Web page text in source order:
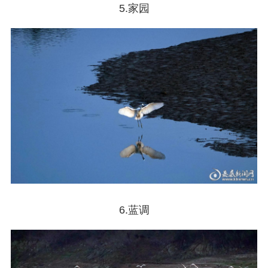
5.家园
6.蓝调